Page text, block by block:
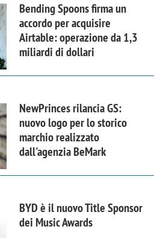
Bending Spoons firma un
accordo per acquisire
Airtable: operazione da 1,3
miliardi di dollari
NewPrinces rilancia GS:
nuovo logo per lo storico
marchio realizzato
dall'agenzia BeMark
BYD è il nuovo Title Sponsor
dei Music Awards